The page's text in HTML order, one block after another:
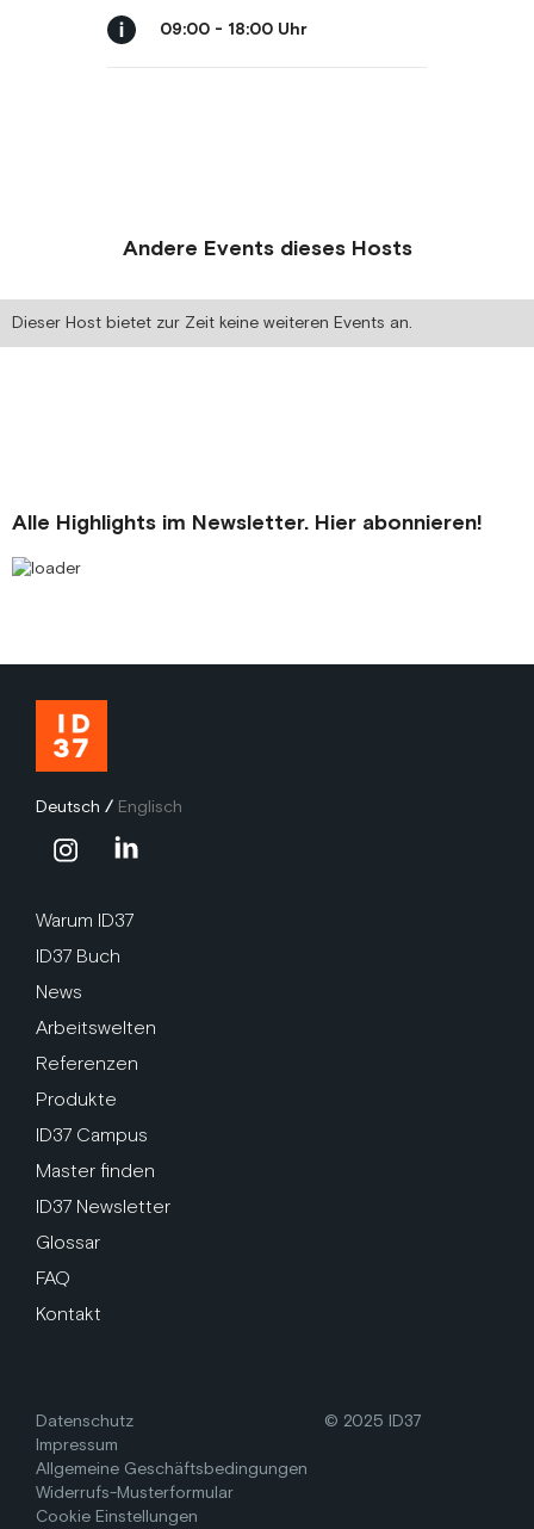
09:00 - 18:00 Uhr
Andere Events dieses Hosts
Dieser Host bietet zur Zeit keine weiteren Events an.
Alle Highlights im Newsletter. Hier abonnieren!
Deutsch / Englisch
Warum ID37
ID37 Buch
News
Arbeitswelten
Referenzen
Produkte
ID37 Campus
Master finden
ID37 Newsletter
Glossar
FAQ
Kontakt
Datenschutz
Impressum
Allgemeine Geschäftsbedingungen
Widerrufs-Musterformular
Cookie Einstellungen
© 2025 ID37